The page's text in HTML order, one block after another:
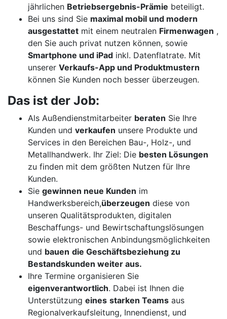
jährlichen Betriebsergebnis-Prämie beteiligt.
Bei uns sind Sie maximal mobil und modern
ausgestattet mit einem neutralen Firmenwagen ,
den Sie auch privat nutzen können, sowie
Smartphone und iPad inkl. Datenflatrate. Mit
unserer Verkaufs-App und Produktmustern
können Sie Kunden noch besser überzeugen.
Das ist der Job:
Als Außendienstmitarbeiter beraten Sie Ihre
Kunden und verkaufen unsere Produkte und
Services in den Bereichen Bau-, Holz-, und
Metallhandwerk. Ihr Ziel: Die besten Lösungen
zu finden mit dem größten Nutzen für Ihre
Kunden.
Sie gewinnen neue Kunden im
Handwerksbereich,überzeugen diese von
unseren Qualitätsprodukten, digitalen
Beschaffungs- und Bewirtschaftungslösungen
sowie elektronischen Anbindungsmöglichkeiten
und bauen die Geschäftsbeziehung zu
Bestandskunden weiter aus.
Ihre Termine organisieren Sie
eigenverantwortlich. Dabei ist Ihnen die
Unterstützung eines starken Teams aus
Regionalverkaufsleitung, Innendienst, und